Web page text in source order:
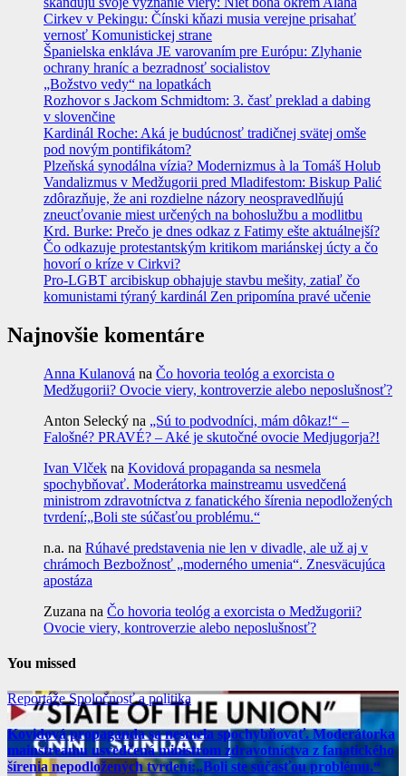
Cirkev v Pekingu: Čínski kňazi musia verejne prisahať
vernosť Komunistickej strane
Španielska enkláva JE varovaním pre Európu: Zlyhanie
ochrany hraníc a bezradnosť socialistov
„Božstvo vedy“ na lopatkách
Rozhovor s Jackom Schmidtom: 3. časť preklad a dabing
v slovenčine
Kardinál Roche: Aká je budúcnosť tradičnej svätej omše
pod novým pontifikátom?
Plzeňská synodálna vízia? Modernizmus à la Tomáš Holub
Vandalizmus v Medžugorii pred Mladifestom: Biskup Palić
zdôrazňuje, že ani rozdielne názory neospravedlňujú
zneucťovanie miest určených na bohoslužbu a modlitbu
Krd. Burke: Prečo je dnes odkaz z Fatimy ešte aktuálnejší?
Čo odkazuje protestantským kritikom mariánskej úcty a čo
hovorí o kríze v Cirkvi?
Pro-LGBT arcibiskup obhajuje stavbu mešity, zatiaľ čo
komunistami týraný kardinál Zen pripomína pravé učenie
Najnovšie komentáre
Anna Kulanová na Čo hovoria teológ a exorcista o
Medžugorii? Ovocie viery, kontroverzie alebo neposlušnosť?
Anton Selecký na „Sú to podvodníci, mám dôkaz!“ –
Falošné? PRAVÉ? – Aké je skutočné ovocie Medjugorja?!
Ivan Vlček na Kovidová propaganda sa nesmela
spochybňovať. Moderátorka mainstreamu usvedčená
ministrom zdravotníctva z fanatického šírenia nepodložených
tvrdení:„Boli ste súčasťou problému.“
n.a. na Rúhavé predstavenia nie len v divadle, ale už aj v
chrámoch Bezbožnosť „moderného umenia“. Znesväcujúca
apostáza
Zuzana na Čo hovoria teológ a exorcista o Medžugorii?
Ovocie viery, kontroverzie alebo neposlušnosť?
You missed
ReportážeSpoločnosť a politika
Kovidová propaganda sa nesmela spochybňovať. Moderátorka
mainstreamu usvedčená ministrom zdravotníctva z fanatického
šírenia nepodložených tvrdení:„Boli ste súčasťou problému.“